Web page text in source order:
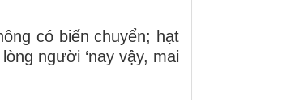
có biến chuyển; hạt
người ‘nay vậy, mai